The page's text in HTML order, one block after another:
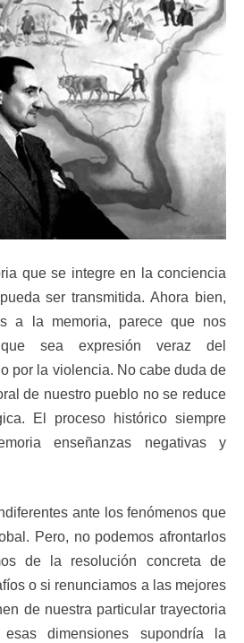
que se integre en la conciencia
ser transmitida. Ahora bien,
a la memoria, parece que nos
sea expresión veraz del
por la violencia. No cabe duda de
de nuestro pueblo no se reduce
El proceso histórico siempre
enseñanzas negativas y
ante los fenómenos que
Pero, no podemos afrontarlos
de la resolución concreta de
o si renunciamos a las mejores
de nuestra particular trayectoria
esas dimensiones supondría la